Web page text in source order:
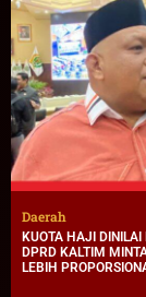
Daerah
KUOTA HAJI
DPRD KALTIM
LEBIH